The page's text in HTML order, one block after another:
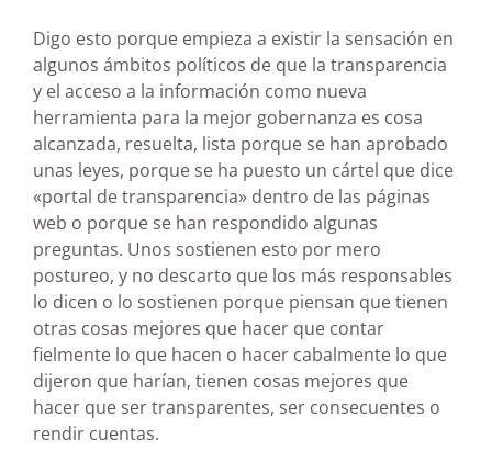
Digo esto porque empieza a existir la sensación en
algunos ámbitos políticos de que la transparencia
y el acceso a la información como nueva
herramienta para la mejor gobernanza es cosa
alcanzada, resuelta, lista porque se han aprobado
unas leyes, porque se ha puesto un cártel que dice
«portal de transparencia» dentro de las páginas
web o porque se han respondido algunas
preguntas. Unos sostienen esto por mero
postureo, y no descarto que los más responsables
lo dicen o lo sostienen porque piensan que tienen
otras cosas mejores que hacer que contar
fielmente lo que hacen o hacer cabalmente lo que
dijeron que harían, tienen cosas mejores que
hacer que ser transparentes, ser consecuentes o
rendir cuentas.